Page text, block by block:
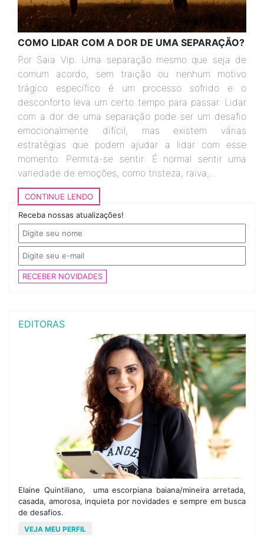
COMO LIDAR COM A DOR DE UMA SEPARAÇÃO?
Por Saia Vip. Uma separação mesmo que seja de
comum acordo, sem traição ou nenhum motivo
trágico específico é um processo sofrido e o
desconforto leva um certo tempo para passar. Lidar
com a dor de uma separação pode ser um desafio
emocionalmente difícil, mas existem várias
estratégias que podem ajudar a lidar com esse
momento: Permita-se sentir: É normal sentir uma
variedade de emoções, como tristeza, raiva,...
CONTINUE LENDO
Receba nossas atualizações!
RECEBER NOVIDADES
EDITORAS
Elaine Quintiliano, uma escorpiana baiana/mineira arretada,
casada, amorosa, inquieta por novidades e sempre em busca
de desafios.
VEJA MEU PERFIL